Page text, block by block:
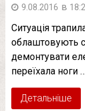
9.08.2016 в
Ситуація
облаштовують
демонтувати
переїхала ноги …
Детальніше